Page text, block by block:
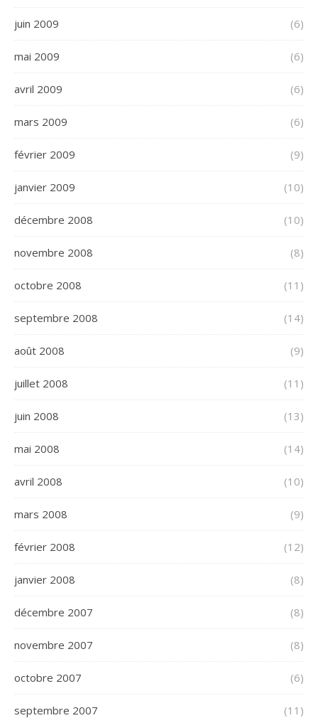
juin 2009 (6)
mai 2009 (6)
avril 2009 (6)
mars 2009 (6)
février 2009 (9)
janvier 2009 (10)
décembre 2008 (10)
novembre 2008 (8)
octobre 2008 (11)
septembre 2008 (14)
août 2008 (9)
juillet 2008 (11)
juin 2008 (13)
mai 2008 (14)
avril 2008 (10)
mars 2008 (9)
février 2008 (12)
janvier 2008 (8)
décembre 2007 (8)
novembre 2007 (8)
octobre 2007 (6)
septembre 2007 (11)